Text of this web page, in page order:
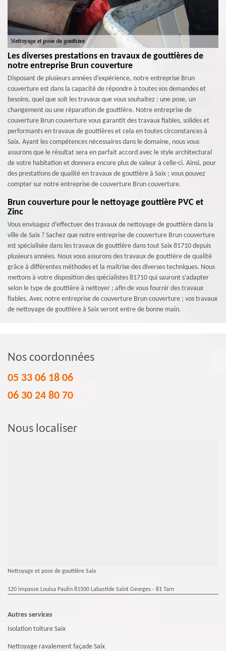
Les diverses prestations en travaux de gouttières de
notre entreprise Brun couverture
Disposant de plusieurs années d’expérience, notre entreprise Brun
couverture est dans la capacité de répondre à toutes vos demandes et
besoins, quel que soit les travaux que vous souhaitez : une pose, un
changement ou une réparation de gouttière. Notre entreprise de
couverture Brun couverture vous garantit des travaux fiables, solides et
performants en travaux de gouttières et cela en toutes circonstances à
Saix. Ayant les compétences nécessaires dans le domaine, nous vous
assurons que le résultat sera en parfait accord avec le style architectural
de votre habitation et donnera encore plus de valeur à celle-ci. Ainsi, pour
des prestations de qualité en travaux de gouttière à Saix ; vous pouvez
compter sur notre entreprise de couverture Brun couverture.
Brun couverture pour le nettoyage gouttière PVC et
Zinc
Vous envisagez d’effectuer des travaux de nettoyage de gouttière dans la
ville de Saix ? Sachez que notre entreprise de couverture Brun couverture
est spécialisée dans les travaux de gouttière dans tout Saix 81710 depuis
plusieurs années. Nous vous assurons des travaux de gouttière de qualité
grâce à différentes méthodes et la maitrise des diverses techniques. Nous
mettons à votre disposition des spécialistes 81710 qui sauront s’adapter
selon le type de gouttière à nettoyer ; afin de vous fournir des travaux
fiables. Avec notre entreprise de couverture Brun couverture ; vos travaux
de nettoyage de gouttière à Saix seront entre de bonne main.
Nos coordonnées
05 33 06 18 06
06 30 24 80 70
Nous localiser
Nettoyage et pose de gouttière Saix
120 impasse Louisa Paulin 81500 Labastide Saint Georges - 81 Tarn
Autres services
Isolation toiture Saix
Nettoyage ravalement façade Saix